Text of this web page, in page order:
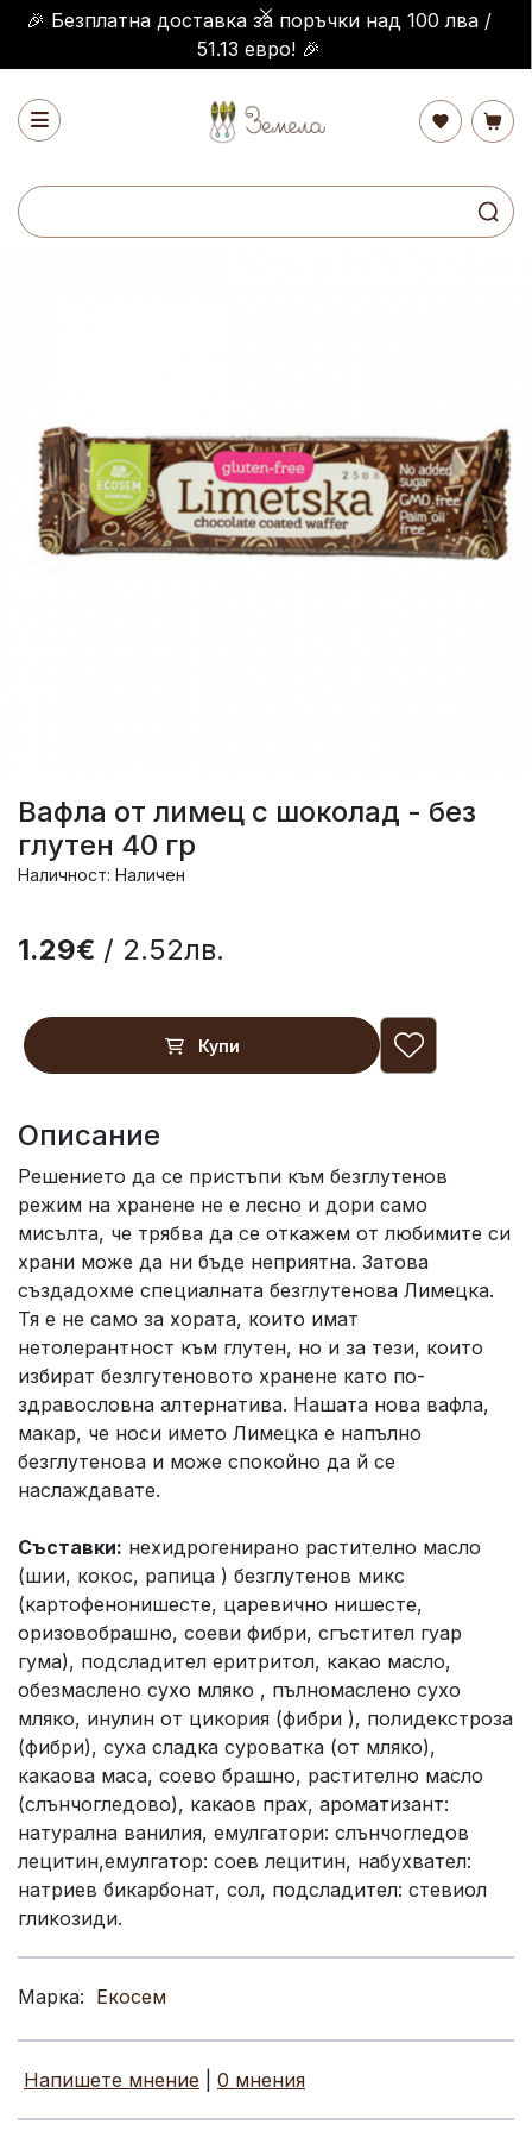
🎉 Безплатна доставка за поръчки над 100 лва /
51.13 евро! 🎉
Вафла от лимец с шоколад - без
глутен 40 гр
Наличност: Наличен
1.29€ / 2.52лв.
Купи
Описание
Решението да се пристъпи към безглутенов
режим на хранене не е лесно и дори само
мисълта, че трябва да се откажем от любимите си
храни може да ни бъде неприятна. Затова
създадохме специалната безглутенова Лимецка.
Тя е не само за хората, които имат
нетолерантност към глутен, но и за тези, които
избират безлгутеновото хранене като по-
здравословна алтернатива. Нашата нова вафла,
макар, че носи името Лимецка е напълно
безглутенова и може спокойно да й се
наслаждавате.
Съставки: нехидрогенирано растително масло
(шии, кокос, рапица ) безглутенов микс
(картофенонишесте, царевично нишесте,
оризовобрашно, соеви фибри, сгъстител гуар
гума), подсладител еритритол, какао масло,
обезмаслено сухо мляко , пълномаслено сухо
мляко, инулин от цикория (фибри ), полидекстроза
(фибри), суха сладка суроватка (от мляко),
какаова маса, соево брашно, растително масло
(слънчогледово), какаов прах, ароматизант:
натурална ванилия, емулгатори: слънчогледов
лецитин,емулгатор: соев лецитин, набухвател:
натриев бикарбонат, сол, подсладител: стевиол
гликозиди.
Марка: Екосем
Напишете мнение 0 мнения